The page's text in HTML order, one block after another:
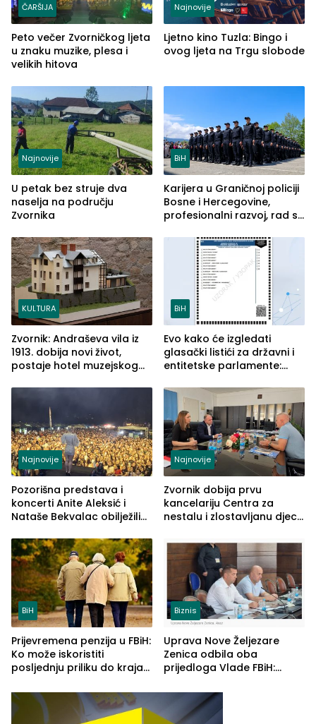
ČARŠIJA
Peto večer Zvorničkog ljeta
u znaku muzike, plesa i
velikih hitova
Najnovije
Ljetno kino Tuzla: Bingo i
ovog ljeta na Trgu slobode
Najnovije
U petak bez struje dva
naselja na području
Zvornika
BiH
Karijera u Graničnoj policiji
Bosne i Hercegovine,
profesionalni razvoj, rad sa
služba građanima
KULTURA
Zvornik: Andraševa vila iz
1913. dobija novi život,
postaje hotel muzejskog
BiH
Evo kako će izgledati
glasački listići za državni i
entitetske parlamente:
vidljive na njima
Najnovije
Pozorišna predstava i
koncerti Anite Aleksić i
Nataše Bekvalac obilježili
ljeta (FOTO)
Najnovije
Zvornik dobija prvu
kancelariju Centra za
nestalu i zlostavljanu djecu
BiH
Prijevremena penzija u FBiH:
Ko može iskoristiti
posljednju priliku do kraja
Biznis
Uprava Nove Željezare
Zenica odbila oba
prijedloga Vlade FBiH:
rješenje